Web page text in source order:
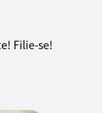
Filie-se!